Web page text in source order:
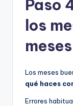
Paso
los
Los meses
qué haces
Errores